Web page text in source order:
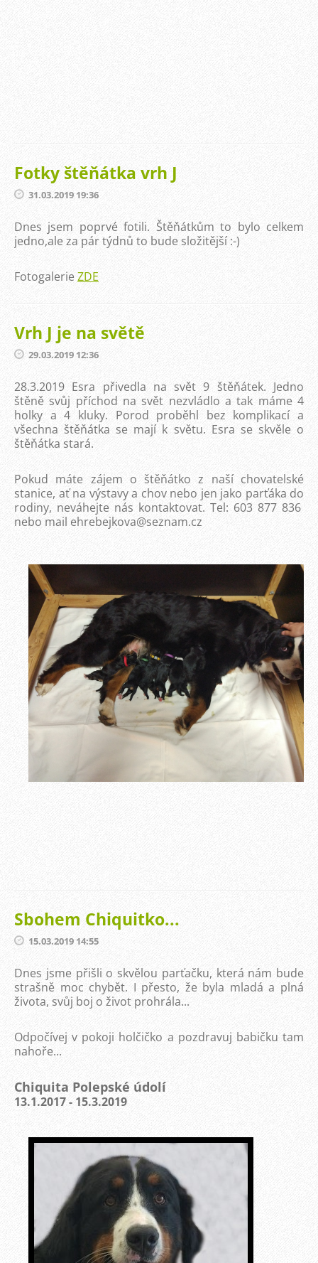
Fotky štěňátka vrh J
31.03.2019 19:36
Dnes jsem poprvé fotili. Štěňátkům to bylo celkem
jedno,ale za pár týdnů to bude složitější :-)
Fotogalerie ZDE
Vrh J je na světě
29.03.2019 12:36
28.3.2019 Esra přivedla na svět 9 štěňátek. Jedno
štěně svůj příchod na svět nezvládlo a tak máme 4
holky a 4 kluky. Porod proběhl bez komplikací a
všechna štěňátka se mají k světu. Esra se skvěle o
štěňátka stará.
Pokud máte zájem o štěňátko z naší chovatelské
stanice, ať na výstavy a chov nebo jen jako parťáka do
rodiny, neváhejte nás kontaktovat. Tel: 603 877 836
nebo mail ehrebejkova@seznam.cz
Sbohem Chiquitko...
15.03.2019 14:55
Dnes jsme přišli o skvělou parťačku, která nám bude
strašně moc chybět. I přesto, že byla mladá a plná
života, svůj boj o život prohrála...
Odpočívej v pokoji holčičko a pozdravuj babičku tam
nahoře...
Chiquita Polepské údolí
13.1.2017 - 15.3.2019